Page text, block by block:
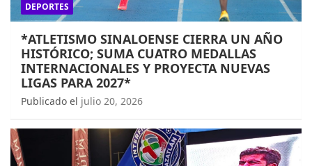
DEPORTES
*ATLETISMO SINALOENSE CIERRA UN AÑO
HISTÓRICO; SUMA CUATRO MEDALLAS
INTERNACIONALES Y PROYECTA NUEVAS
LIGAS PARA 2027*
Publicado el julio 20, 2026